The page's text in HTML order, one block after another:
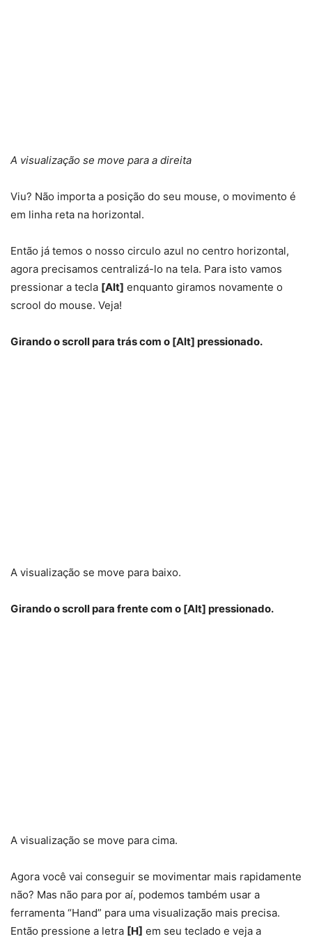
A visualização se move para a direita
Viu? Não importa a posição do seu mouse, o movimento é
em linha reta na horizontal.
Então já temos o nosso circulo azul no centro horizontal,
agora precisamos centralizá-lo na tela. Para isto vamos
pressionar a tecla [Alt] enquanto giramos novamente o
scrool do mouse. Veja!
Girando o scroll para trás com o [Alt] pressionado.
A visualização se move para baixo.
Girando o scroll para frente com o [Alt] pressionado.
A visualização se move para cima.
Agora você vai conseguir se movimentar mais rapidamente
não? Mas não para por aí, podemos também usar a
ferramenta “Hand” para uma visualização mais precisa.
Então pressione a letra [H] em seu teclado e veja a